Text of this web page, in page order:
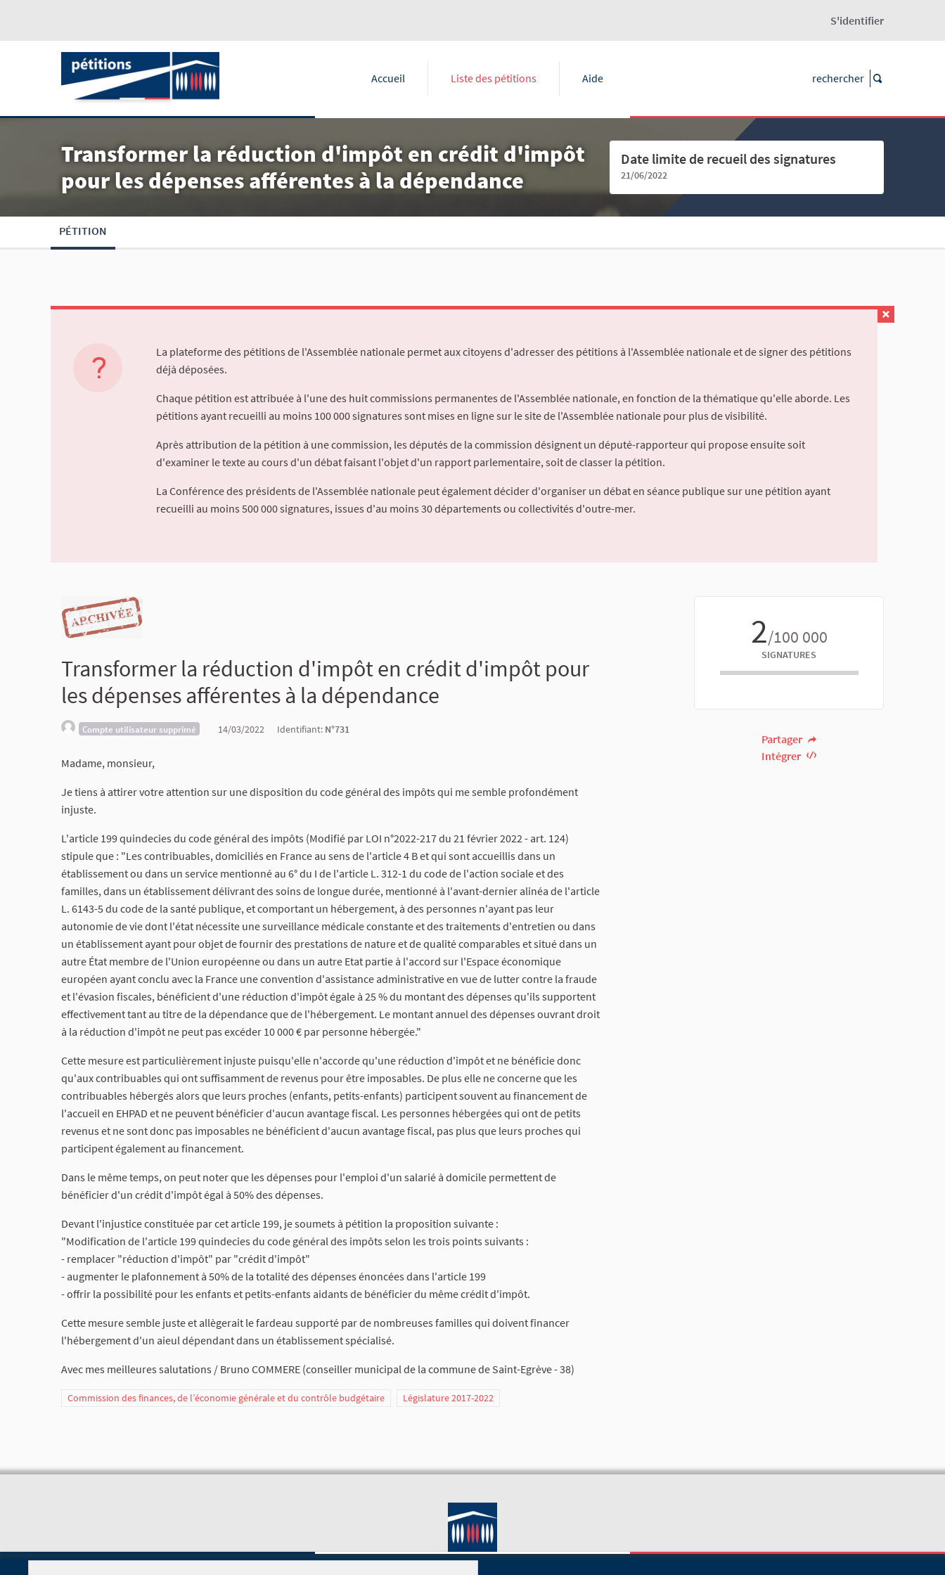
S'identifier
Accueil Liste des pétitions Aide
Transformer la réduction d'impôt en crédit d'impôt
pour les dépenses afférentes à la dépendance
Date limite de recueil des signatures
21/06/2022
PÉTITION
La plateforme des pétitions de l'Assemblée nationale permet aux citoyens d'adresser des pétitions à l'Assemblée nationale et de signer des pétitions
déjà déposées.
Chaque pétition est attribuée à l'une des huit commissions permanentes de l'Assemblée nationale, en fonction de la thématique qu'elle aborde. Les
pétitions ayant recueilli au moins 100 000 signatures sont mises en ligne sur le site de l'Assemblée nationale pour plus de visibilité.
Après attribution de la pétition à une commission, les députés de la commission désignent un député-rapporteur qui propose ensuite soit
d'examiner le texte au cours d'un débat faisant l'objet d'un rapport parlementaire, soit de classer la pétition.
La Conférence des présidents de l'Assemblée nationale peut également décider d'organiser un débat en séance publique sur une pétition ayant
recueilli au moins 500 000 signatures, issues d'au moins 30 départements ou collectivités d'outre-mer.
2/100 000
SIGNATURES
Partager
Intégrer
Transformer la réduction d'impôt en crédit d'impôt pour
les dépenses afférentes à la dépendance
Compte utilisateur supprimé 14/03/2022 Identifiant: N°731
Madame, monsieur,
Je tiens à attirer votre attention sur une disposition du code général des impôts qui me semble profondément
injuste.
L'article 199 quindecies du code général des impôts (Modifié par LOI n°2022-217 du 21 février 2022 - art. 124)
stipule que : "Les contribuables, domiciliés en France au sens de l'article 4 B et qui sont accueillis dans un
établissement ou dans un service mentionné au 6° du I de l'article L. 312-1 du code de l'action sociale et des
familles, dans un établissement délivrant des soins de longue durée, mentionné à l'avant-dernier alinéa de l'article
L. 6143-5 du code de la santé publique, et comportant un hébergement, à des personnes n'ayant pas leur
autonomie de vie dont l'état nécessite une surveillance médicale constante et des traitements d'entretien ou dans
un établissement ayant pour objet de fournir des prestations de nature et de qualité comparables et situé dans un
autre État membre de l'Union européenne ou dans un autre Etat partie à l'accord sur l'Espace économique
européen ayant conclu avec la France une convention d'assistance administrative en vue de lutter contre la fraude
et l'évasion fiscales, bénéficient d'une réduction d'impôt égale à 25 % du montant des dépenses qu'ils supportent
effectivement tant au titre de la dépendance que de l'hébergement. Le montant annuel des dépenses ouvrant droit
à la réduction d'impôt ne peut pas excéder 10 000 € par personne hébergée."
Cette mesure est particulièrement injuste puisqu'elle n'accorde qu'une réduction d'impôt et ne bénéficie donc
qu'aux contribuables qui ont suffisamment de revenus pour être imposables. De plus elle ne concerne que les
contribuables hébergés alors que leurs proches (enfants, petits-enfants) participent souvent au financement de
l'accueil en EHPAD et ne peuvent bénéficier d'aucun avantage fiscal. Les personnes hébergées qui ont de petits
revenus et ne sont donc pas imposables ne bénéficient d'aucun avantage fiscal, pas plus que leurs proches qui
participent également au financement.
Dans le même temps, on peut noter que les dépenses pour l'emploi d'un salarié à domicile permettent de
bénéficier d'un crédit d'impôt égal à 50% des dépenses.
Devant l'injustice constituée par cet article 199, je soumets à pétition la proposition suivante :
"Modification de l'article 199 quindecies du code général des impôts selon les trois points suivants :
- remplacer "réduction d'impôt" par "crédit d'impôt"
- augmenter le plafonnement à 50% de la totalité des dépenses énoncées dans l'article 199
- offrir la possibilité pour les enfants et petits-enfants aidants de bénéficier du même crédit d'impôt.
Cette mesure semble juste et allègerait le fardeau supporté par de nombreuses familles qui doivent financer
l'hébergement d'un aieul dépendant dans un établissement spécialisé.
Avec mes meilleures salutations / Bruno COMMERE (conseiller municipal de la commune de Saint-Egrève - 38)
Commission des finances, de l’économie générale et du contrôle budgétaire Législature 2017-2022